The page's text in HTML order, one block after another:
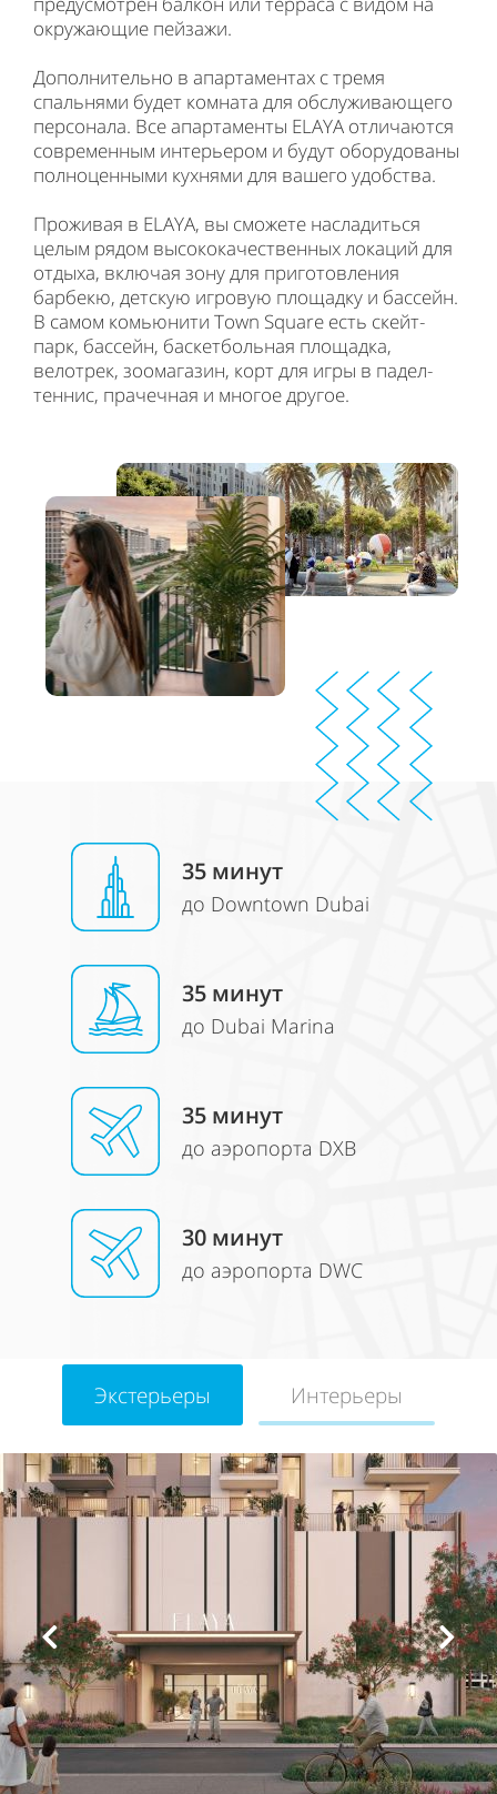
окружающие пейзажи.
Дополнительно в апартаментах с тремя
спальнями будет комната для обслуживающего
персонала. Все апартаменты ELAYA отличаются
современным интерьером и будут оборудованы
полноценными кухнями для вашего удобства.
Проживая в ELAYA, вы сможете насладиться
целым рядом высококачественных локаций для
отдыха, включая зону для приготовления
барбекю, детскую игровую площадку и бассейн.
В самом комьюнити Town Square есть скейт-
парк, бассейн, баскетбольная площадка,
велотрек, зоомагазин, корт для игры в падел-
теннис, прачечная и многое другое.
35 минут
до Downtown Dubai
35 минут
до Dubai Marina
35 минут
до аэропорта DXB
30 минут
до аэропорта DWC
Экстерьеры Интерьеры